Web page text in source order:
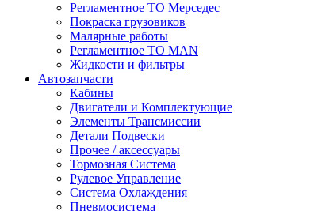
Регламентное ТО Мерседес
Покраска грузовиков
Малярные работы
Регламентное ТО MAN
Жидкости и фильтры
Автозапчасти
Кабины
Двигатели и Комплектующие
Элементы Трансмиссии
Детали Подвески
Прочее / аксессуары
Тормозная Система
Рулевое Управление
Система Охлаждения
Пневмосистема